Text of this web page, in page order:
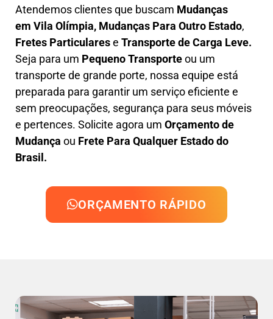
Atendemos clientes que buscam Mudanças
em Vila Olímpia, Mudanças Para Outro Estado,
Fretes Particularese Transportede Carga Leve.
Seja para um Pequeno Transporteou um
transporte de grande porte, nossa equipe está
preparada para garantir um serviço eficiente e
sem preocupações, segurança para seus móveis
e pertences. Solicite agora um Orçamento de
Mudança ou Frete Para Qualquer Estado do
Brasil.
ORÇAMENTO RÁPIDO